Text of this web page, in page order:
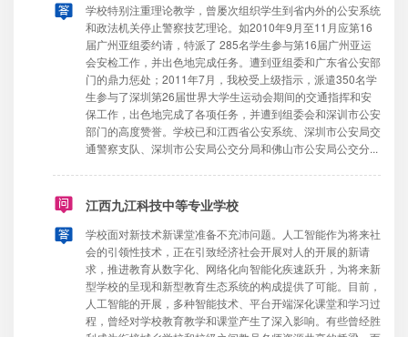
学校特别注重理论教学，曾屡次组织学生到省内外的公安系统
和政法机关停止警察技艺理论。如2010年9月至11月应第16
届广州亚组委约请，特派了 285名学生参与第16届广州亚运
会安检工作，并出色地完成任务。遭到亚组委和广东省公安部
门的鼎力惩处；2011年7月，我校受上级指示，派遣350名学
生参与了深圳第26届世界大学生运动会期间的交通指挥和安
保工作，出色地完成了各项任务，并遭到组委会和深训市公安
部门的高度赞誉。学校已和江西省公安系统、深圳市公安局交
通警察支队、深圳市公安局公交分局和佛山市公安局公交分...
江西九江科技中等专业学校
学校面对新技术新课堂准备不充沛问题。人工智能作为将来社
会的引领性技术，正在引致经济社会开展对人的开展的新请
求，推进教育从数字化、网络化向智能化疾速跃升，为将来新
型学校的呈现和新型教育生态系统的构成提供了可能。目前，
人工智能的开展，多种智能技术、平台开端深化课堂和学习过
程，曾经对学校教育教学和课堂产生了深入影响。有些曾经胜